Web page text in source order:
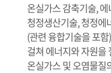
온실가스 감축기술,
청정생산기술, 청정에
(관련 융합기술을 포
걸쳐 에너지와 자원을
온실가스 및 오염물질